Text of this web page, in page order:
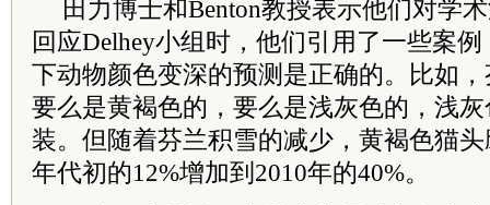
田力博士和Benton教授表示他们对学
回应Delhey小组时，他们引用了一些案
下动物颜色变深的预测是正确的。比如
要么是黄褐色的，要么是浅灰色的，浅
装。但随着芬兰积雪的减少，黄褐色猫
年代初的12%增加到2010年的40%。